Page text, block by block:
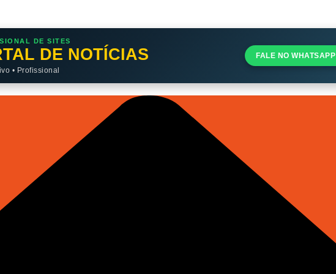
DE SITES
DE NOTÍCIAS
• Profissional
FALE NO WHATSAPP